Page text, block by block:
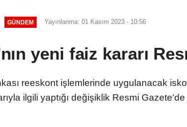
GÜNDEM Yayınlanma: 01 Kasım 2023 - 10:56
yeni faiz kararı
reeskont işlemlerinde uygulanacak
ilgili yaptığı değişiklik Resmi